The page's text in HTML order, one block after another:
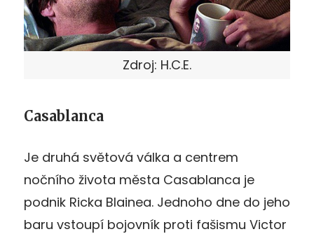
Zdroj: H.C.E.
Casablanca
Je druhá světová válka a centrem
nočního života města Casablanca je
podnik Ricka Blainea. Jednoho dne do jeho
baru vstoupí bojovník proti fašismu Victor